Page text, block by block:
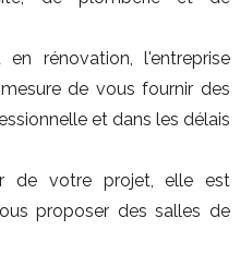
rénovation, l'entreprise
de vous fournir des
et dans les délais
de votre projet, elle est
proposer des salles de